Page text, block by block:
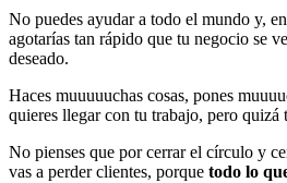
No puedes ayudar a todo el mundo y,
agotarías tan rápido que tu negocio se
deseado.
Haces muuuuuchas cosas, pones
quieres llegar con tu trabajo, pero quizá
No pienses que por cerrar el círculo y
vas a perder clientes, porque todo lo